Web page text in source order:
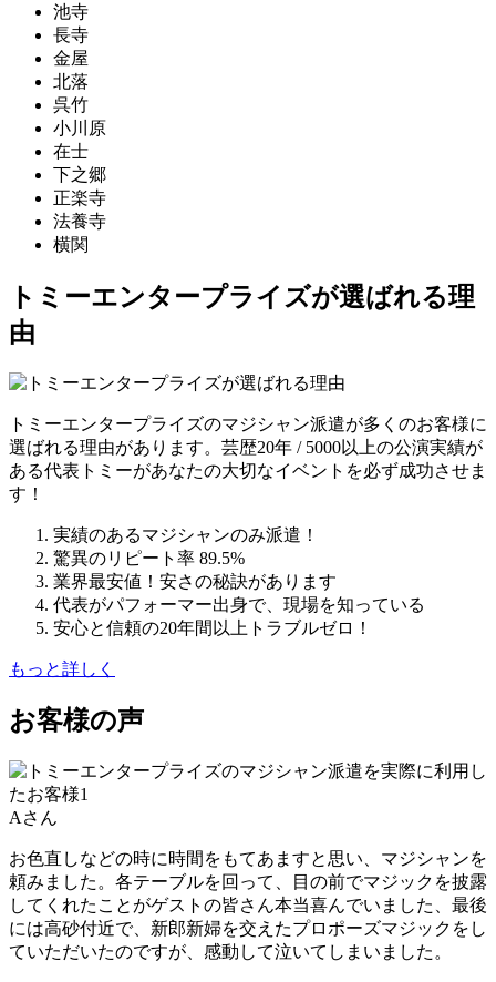
池寺
長寺
金屋
北落
呉竹
小川原
在士
下之郷
正楽寺
法養寺
横関
トミーエンタープライズが選ばれる理
由
トミーエンタープライズのマジシャン派遣が多くのお客様に
選ばれる理由があります。芸歴20年 / 5000以上の公演実績が
ある代表トミーがあなたの大切なイベントを必ず成功させま
す！
実績のあるマジシャンのみ派遣！
驚異のリピート率 89.5%
業界最安値！安さの秘訣があります
代表がパフォーマー出身で、現場を知っている
安心と信頼の20年間以上トラブルゼロ！
もっと詳しく
お客様の声
Aさん
お色直しなどの時に時間をもてあますと思い、マジシャンを
頼みました。各テーブルを回って、目の前でマジックを披露
してくれたことがゲストの皆さん本当喜んでいました、最後
には高砂付近で、新郎新婦を交えたプロポーズマジックをし
ていただいたのですが、感動して泣いてしまいました。